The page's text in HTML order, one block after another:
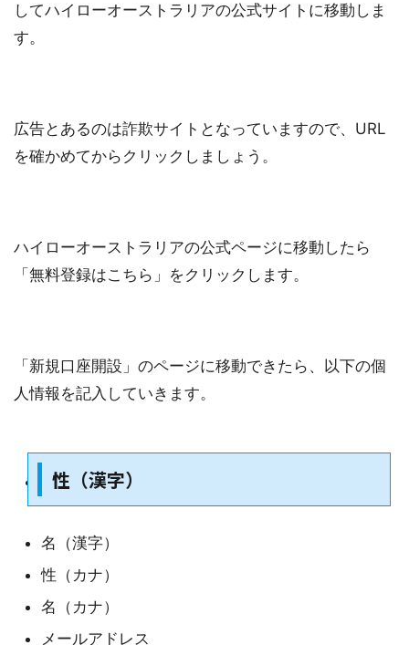
してハイローオーストラリアの公式サイトに移動しま
す。
広告とあるのは詐欺サイトとなっていますので、URL
を確かめてからクリックしましょう。
ハイローオーストラリアの公式ページに移動したら
「無料登録はこちら」をクリックします。
「新規口座開設」のページに移動できたら、以下の個
人情報を記入していきます。
性（漢字）
名（漢字）
性（カナ）
名（カナ）
メールアドレス